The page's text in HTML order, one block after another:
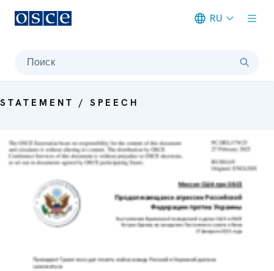
RU
Поиск
STATEMENT / SPEECH